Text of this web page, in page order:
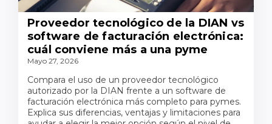
Proveedor tecnológico de la DIAN vs
software de facturación electrónica:
cuál conviene más a una pyme
Mayo 27, 2026
Compara el uso de un proveedor tecnológico
autorizado por la DIAN frente a un software de
facturación electrónica más completo para pymes.
Explica sus diferencias, ventajas y limitaciones para